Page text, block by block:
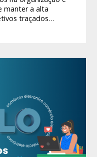
manter a alta
traçados